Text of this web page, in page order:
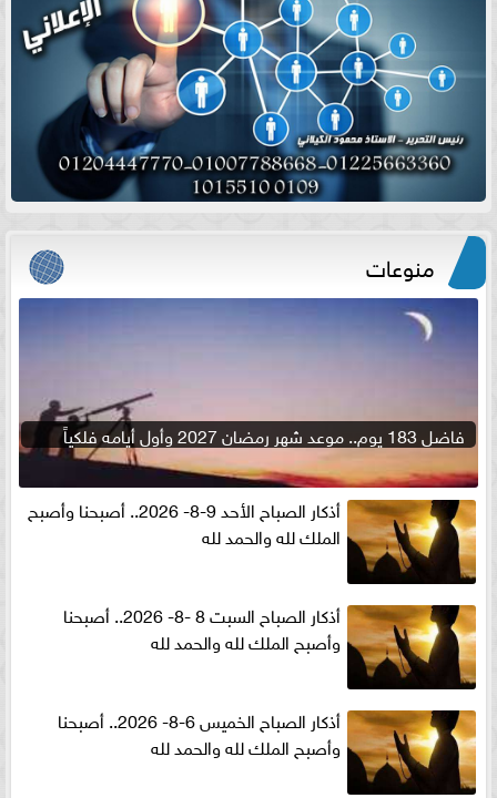
منوعات
فاضل 183 يوم.. موعد شهر رمضان 2027 وأول أيامه فلكياً
أذكار الصباح الأحد 9-8- 2026.. أصبحنا وأصبح
الملك لله والحمد لله
أذكار الصباح السبت 8 -8- 2026.. أصبحنا
وأصبح الملك لله والحمد لله
أذكار الصباح الخميس 6-8- 2026.. أصبحنا
وأصبح الملك لله والحمد لله